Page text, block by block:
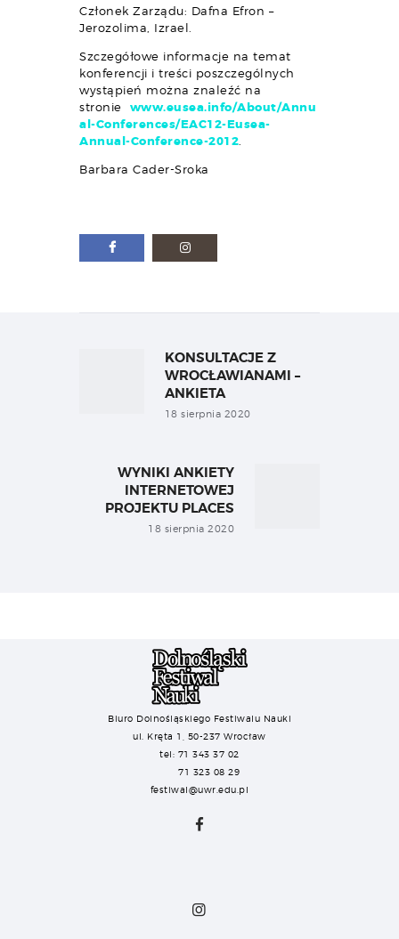
Członek Zarządu: Dafna Efron –
Jerozolima, Izrael.
Szczegółowe informacje na temat
konferencji i treści poszczególnych
wystąpień można znaleźć na
stronie www.eusea.info/About/Annu
al-Conferences/EAC12-Eusea-
Annual-Conference-2012
Barbara Cader-Sroka
Previous
post:
KONSULTACJE Z
WROCŁAWIANAMI –
ANKIETA
18 sierpnia 2020
WYNIKI ANKIETY
INTERNETOWEJ
PROJEKTU PLACES
18 sierpnia 2020
Biuro Dolnośląskiego Festiwalu Nauki
ul. Kręta 1, 50-237 Wrocław
tel: 71 343 37 02
71 323 08 29
festiwal@uwr.edu.pl